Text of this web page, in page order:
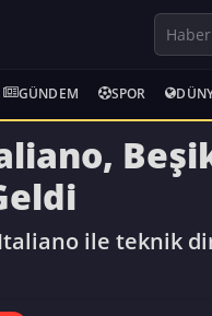
GÜNDEM SPOR
ile teknik